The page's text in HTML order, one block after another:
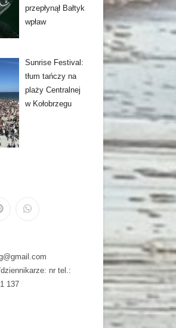
przepłynął Bałtyk
wpław
Sunrise Festival:
tłum tańczy na
plaży Centralnej
w Kołobrzegu
nr tel.:
137